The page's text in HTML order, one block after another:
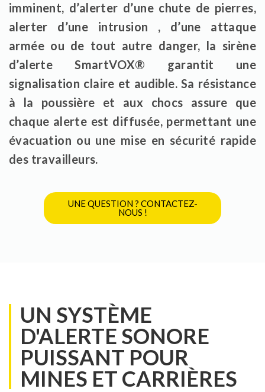
imminent, d’alerter d’une chute de pierres,
alerter d’une intrusion , d’une attaque
armée ou de tout autre danger, la sirène
d’alerte SmartVOX® garantit une
signalisation claire et audible. Sa résistance
à la poussière et aux chocs assure que
chaque alerte est diffusée, permettant une
évacuation ou une mise en sécurité rapide
des travailleurs.
UNE QUESTION ? CONTACTEZ-
NOUS !
UN SYSTÈME
D'ALERTE SONORE
PUISSANT POUR
MINES ET CARRIÈRES